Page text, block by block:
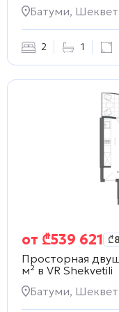
Батуми,
2 1
от ₾539 621 ₾
Просторная
м² в VR Shekvetili
Батуми,